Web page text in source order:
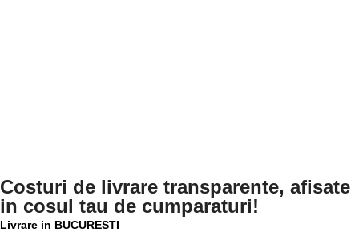
Costuri de livrare transparente, afisate
in cosul tau de cumparaturi!
Livrare in BUCURESTI